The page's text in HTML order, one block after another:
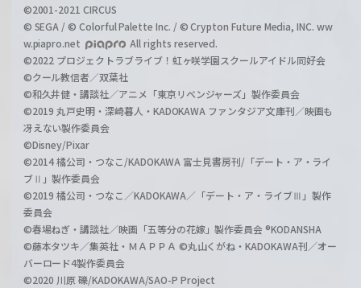
©2001-2021 CIRCUS
© SEGA / © Colorful Palette Inc. / © Crypton Future Media, INC. ww
w.piapro.net
All rights reserved.
©2022 プロジェクトラブライブ！虹ヶ咲学園スクールアイドル同好会
©クール教信者／双葉社
©和久井健・講談社／アニメ「東京リベンジャーズ」製作委員会
©2019 丸戸史明・深崎暮人・KADOKAWA ファンタジア文庫刊／映画も
冴えない製作委員会
©Disney/Pixar
©2014 橘公司・つなこ/KADOKAWA 富士見書房刊/「デート・ア・ライ
ブⅡ」製作委員会
©2019 橘公司・つなこ／KADOKAWA／「デート・ア・ライブⅢ」製作
委員会
©春場ねぎ・講談社／映画「五等分の花嫁」製作委員会 ®KODANSHA
©藤本タツキ／集英社・ＭＡＰＰＡ ©丸山くがね・KADOKAWA刊／オー
バーロード4製作委員会
©2020 川原 礫/KADOKAWA/SAO-P Project